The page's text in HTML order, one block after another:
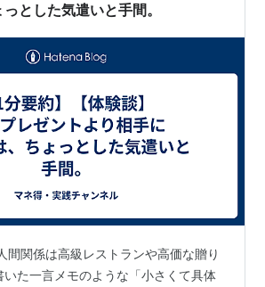
とした気遣いと手間。
間関係は高級レストランや高価な贈り
いた一言メモのような「小さくて具体